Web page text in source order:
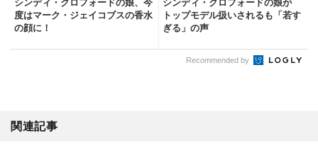
シンディ・クロフォードの娘、今
度はマーク・ジェイコブスの香水
の顔に！
シンディ・クロフォードの娘が
トップモデル扱いされるも「若す
ぎる」の声
Recommended by
関連記事